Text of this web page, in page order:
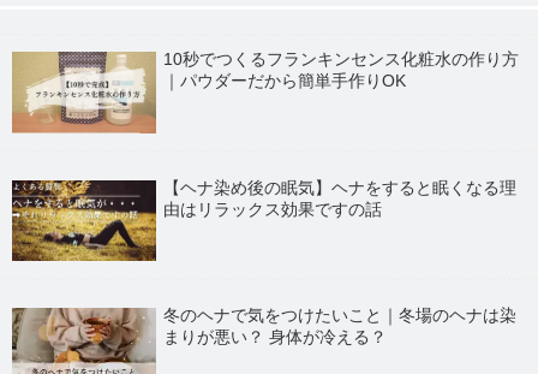
10秒でつくるフランキンセンス化粧水の作り方
｜パウダーだから簡単手作りOK
【ヘナ染め後の眠気】ヘナをすると眠くなる理
由はリラックス効果ですの話
冬のヘナで気をつけたいこと｜冬場のヘナは染
まりが悪い？ 身体が冷える？